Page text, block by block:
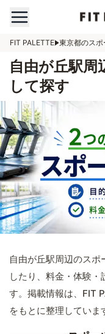
FIT PALETTE 東京都のスポ
自由が丘駅
して探す
自由が丘駅周辺のス
したり、料金・体験
す。掲載情報は、FIT
をもとに整理していま